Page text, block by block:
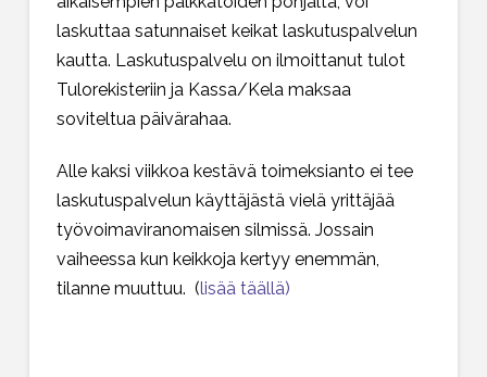
laskuttaa satunnaiset keikat laskutuspalvelun
kautta. Laskutuspalvelu on ilmoittanut tulot
Tulorekisteriin ja Kassa/Kela maksaa
soviteltua päivärahaa.
Alle kaksi viikkoa kestävä toimeksianto ei tee
laskutuspalvelun käyttäjästä vielä yrittäjää
työvoimaviranomaisen silmissä. Jossain
vaiheessa kun keikkoja kertyy enemmän,
tilanne muuttuu. (lisää täällä)